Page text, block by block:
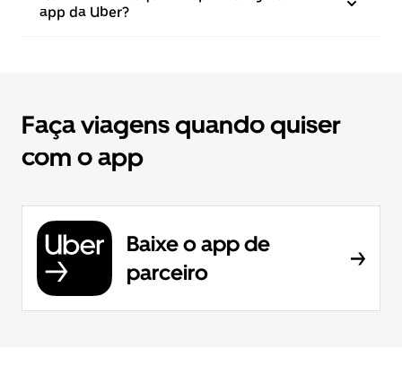
app da Uber?
Faça viagens quando quiser
com o app
Baixe o app de
parceiro